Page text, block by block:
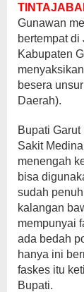
Gunawan
bertempat di
Kabupaten
besera
Daerah).
Bupati
Sakit
menengah
bisa
sudah
kalangan
mempunyai
ada bedah
hanya ini
faskes itu
Bupati.